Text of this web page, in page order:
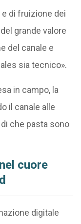
e di fruizione dei
grande valore
del canale e
sia tecnico».
in campo, la
il canale alle
che pasta sono
cuore
digitale